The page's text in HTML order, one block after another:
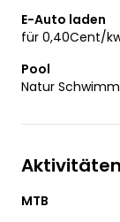
E-Auto laden
für 0,40Cent/
Pool
Natur
Aktivitäten
MTB